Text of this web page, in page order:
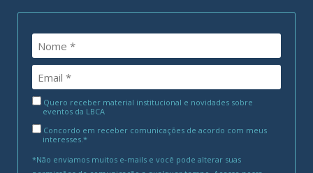
Quero receber material institucional e novidades sobre
eventos da LBCA
Concordo em receber comunicações de acordo com meus
interesses.*
*Não enviamos muitos e-mails e você pode alterar suas